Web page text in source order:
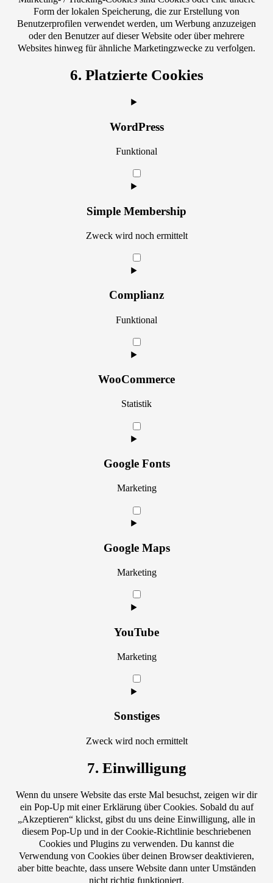
Form der lokalen Speicherung, die zur Erstellung von
Benutzerprofilen verwendet werden, um Werbung anzuzeigen
oder den Benutzer auf dieser Website oder über mehrere
Websites hinweg für ähnliche Marketingzwecke zu verfolgen.
6. Platzierte Cookies
WordPress
Funktional
Consent
to
wordpress
Simple Membership
Zweck wird noch ermittelt
Consent
to
simple-
Complianz
Funktional
Consent
to
complianz
WooCommerce
Statistik
Consent
to
woocommerce
Google Fonts
Marketing
Consent
to
google-
Google Maps
Marketing
Consent
to
google-
YouTube
Marketing
Consent
to
youtube
Sonstiges
Zweck wird noch ermittelt
Consent
to
sonstiges
7. Einwilligung
Wenn du unsere Website das erste Mal besuchst, zeigen wir dir
ein Pop-Up mit einer Erklärung über Cookies. Sobald du auf
„Akzeptieren“ klickst, gibst du uns deine Einwilligung, alle in
diesem Pop-Up und in der Cookie-Richtlinie beschriebenen
Cookies und Plugins zu verwenden. Du kannst die
Verwendung von Cookies über deinen Browser deaktivieren,
aber bitte beachte, dass unsere Website dann unter Umständen
nicht richtig funktioniert.